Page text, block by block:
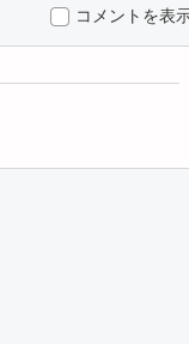
コメントを表